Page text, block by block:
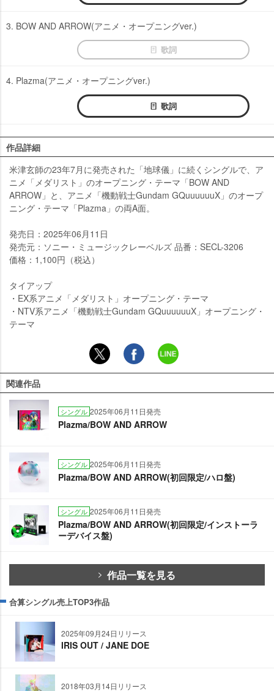
3. BOW AND ARROW(アニメ・オープニングver.)
歌詞
4. Plazma(アニメ・オープニングver.)
歌詞
作品詳細
米津玄師の23年7月に発売された「地球儀」に続くシングルで、ア
ニメ「メダリスト」のオープニング・テーマ「BOW AND
ARROW」と、アニメ「機動戦士Gundam GQuuuuuuX」のオープ
ニング・テーマ「Plazma」の両A面。
発売日：2025年06月11日
発売元：ソニー・ミュージックレーベルズ 品番：SECL-3206
価格：1,100円（税込）
タイアップ
・EX系アニメ「メダリスト」オープニング・テーマ
・NTV系アニメ「機動戦士Gundam GQuuuuuuX」オープニング・
テーマ
関連作品
シングル 2025年06月11日発売
Plazma/BOW AND ARROW
シングル 2025年06月11日発売
Plazma/BOW AND ARROW(初回限定/ハロ盤)
シングル 2025年06月11日発売
Plazma/BOW AND ARROW(初回限定/インストーラ
ーデバイス盤)
作品一覧を見る
合算シングル売上TOP3作品
2025年09月24日リリース
IRIS OUT / JANE DOE
2018年03月14日リリース